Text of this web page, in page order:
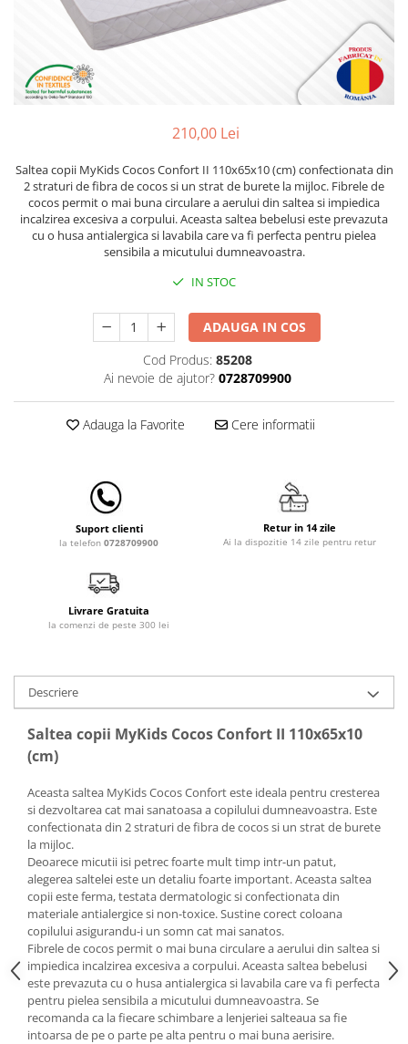
Lenjerii patut 140 x 70 cm
Lenjerie patuturi tineret
Baldachin patut
Paturici copii
Comode copii
Bariere de protectie pat
Porti de siguranta
Dulap si cutii jucarii
Leagane & balansoare & sezlonguri
Lampi de veghe
Saltele de infasat
Biciclete fara pedale
Masinute fara pedale
Karturi si masinute cu pedale
Masinute si motociclete electrice
Marsupii
Premergatoare
Skateboard
Scaune de biciclete copii
Alte Sporturi
Mingi fitness si medicinale
Scara antrenament
Termometre copii si bebe
210,00 Lei
Saltea copii MyKids Cocos Confort II 110x65x10 (cm) confectionata din
2 straturi de fibra de cocos si un strat de burete la mijloc. Fibrele de
cocos permit o mai buna circulare a aerului din saltea si impiedica
incalzirea excesiva a corpului. Aceasta saltea bebelusi este prevazuta
cu o husa antialergica si lavabila care va fi perfecta pentru pielea
sensibila a micutului dumneavoastra.
IN STOC
ADAUGA IN COS
Cod Produs: 85208
Ai nevoie de ajutor? 0728709900
Adauga la Favorite Cere informatii
Suport clienti
la telefon 0728709900
Retur in 14 zile
Ai la dispozitie 14 zile pentru retur
Livrare Gratuita
la comenzi de peste 300 lei
Descriere
Saltea copii MyKids Cocos Confort II 110x65x10
(cm)
Aceasta saltea MyKids Cocos Confort este ideala pentru cresterea
si dezvoltarea cat mai sanatoasa a copilului dumneavoastra. Este
confectionata din 2 straturi de fibra de cocos si un strat de burete
la mijloc.
Deoarece micutii isi petrec foarte mult timp intr-un patut,
alegerea saltelei este un detaliu foarte important. Aceasta saltea
copii este ferma, testata dermatologic si confectionata din
materiale antialergice si non-toxice. Sustine corect coloana
copilului asigurandu-i un somn cat mai sanatos.
Fibrele de cocos permit o mai buna circulare a aerului din saltea si
impiedica incalzirea excesiva a corpului. Aceasta saltea bebelusi
este prevazuta cu o husa antialergica si lavabila care va fi perfecta
pentru pielea sensibila a micutului dumneavoastra. Se
recomanda ca la fiecare schimbare a lenjeriei salteaua sa fie
intoarsa de pe o parte pe alta pentru o mai buna aerisire.